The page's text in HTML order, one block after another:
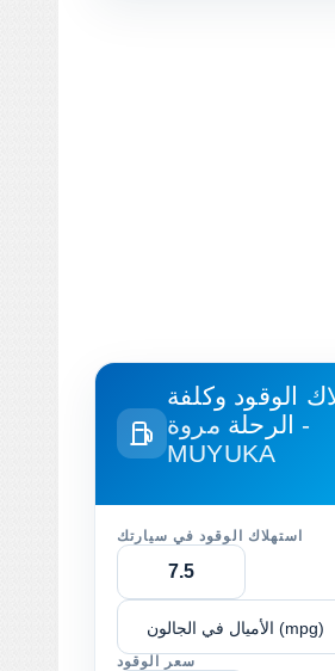
الوقود وكلفة
الرحلة مروة -
MUYUKA
استهلاك الوقود في سيارتك
الأميال في الجالون (mpg)
سعر الوقود